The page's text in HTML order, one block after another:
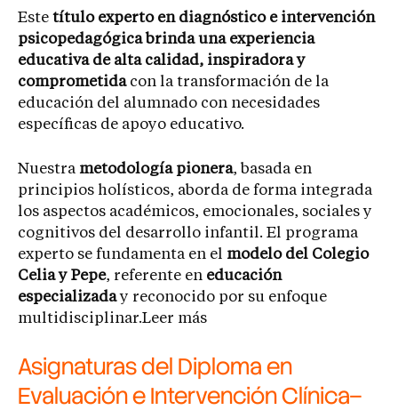
Este título experto en diagnóstico e intervención
psicopedagógica brinda una experiencia
educativa de alta calidad, inspiradora y
comprometidacon la transformación de la
educación del alumnado con necesidades
específicas de apoyo educativo.
Nuestra metodología pionera, basada en
principios holísticos, aborda de forma integrada
los aspectos académicos, emocionales, sociales y
cognitivos del desarrollo infantil. El programa
experto se fundamenta en el modelo del Colegio
Celia y Pepe, referente en educación
especializaday reconocido por su enfoque
multidisciplinar.Leer más
Asignaturas del Diploma en
Evaluación e Intervención Clínica–